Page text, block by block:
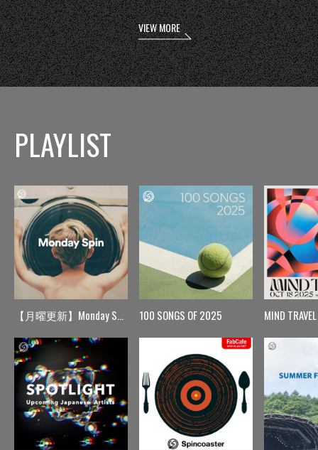
VIEW MORE
PLAYLIST
【月曜更新】Monday Spin 100 SONGS OF 2025 MIND TRAVEL